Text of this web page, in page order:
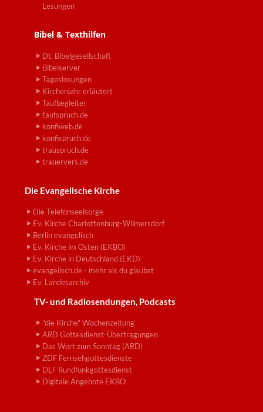
Lesungen
Bibel & Texthilfen
Dt. Bibelgesellschaft
Bibelserver
Tageslosungen
Kirchenjahr erläutert
Taufbegleiter
taufspruch.de
konfiweb.de
konfispruch.de
trauspruch.de
trauervers.de
Die Evangelische Kirche
Die Telefonseelsorge
Ev. Kirche Charlottenburg-Wilmersdorf
Berlin evangelisch
Ev. Kirche im Osten (EKBO)
Ev. Kirche in Deutschland (EKD)
evangelisch.de - mehr als du glaubst
Ev. Landesarchiv
TV- und Radiosendungen, Podcasts
"die Kirche" Wochenzeitung
ARD Gottesdienst-Übertragungen
Das Wort zum Sonntag (ARD)
ZDF Fernsehgottesdienste
DLF Rundfunkgottesdienst
Digitale Angebote EKBO